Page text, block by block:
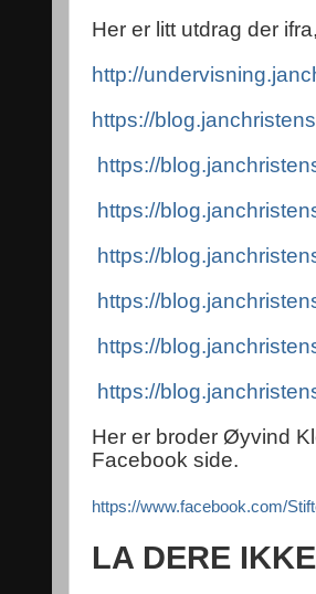
Her er litt utdrag der
http://
https://
https://
https://
https://
https://
https://
https://
Her er broder Øyvind
Facebook side.
https://www.facebook.com/
LA DERE